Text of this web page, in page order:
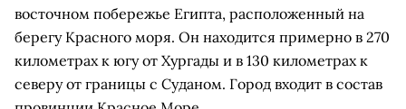
восточном побережье Египта, расположенный на
берегу Красного моря. Он находится примерно в 270
километрах к югу от Хургады и в 130 километрах к
северу от границы с Суданом. Город входит в состав